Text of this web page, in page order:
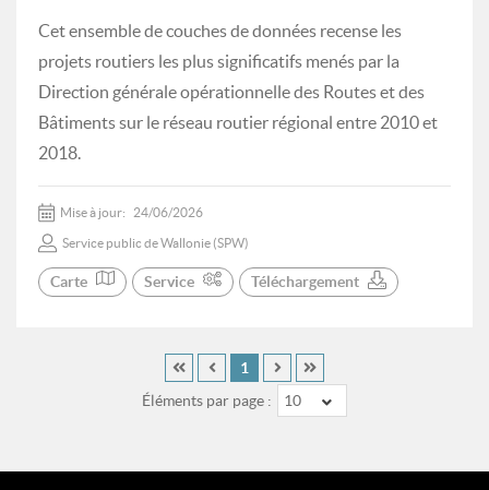
Cet ensemble de couches de données recense les
projets routiers les plus significatifs menés par la
Direction générale opérationnelle des Routes et des
Bâtiments sur le réseau routier régional entre 2010 et
2018.
Mise à jour: 24/06/2026
Service public de Wallonie (SPW)
Carte Service Téléchargement
Éléments par page : 10
1